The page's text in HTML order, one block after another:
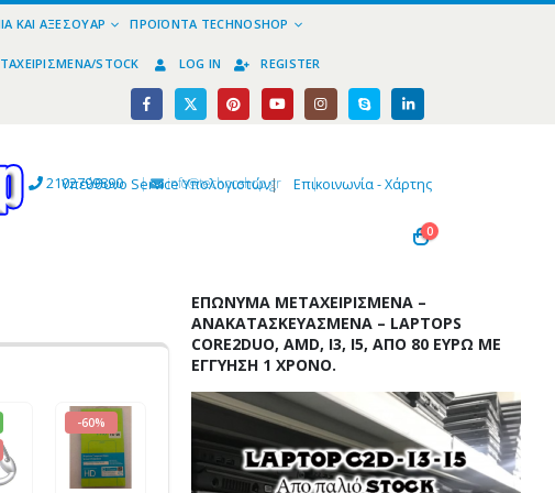
ΚΑΙ ΑΞΕΣΟΥΆΡ ΠΡΟΪΌΝΤΑ TECHNOSHOP
STOCK LOG IN REGISTER
2102799890 | info@technoshop,gr |
Υπεύθυνο Service Υπολογιστών| Επικοινωνία - Χάρτης
0
-60%
ΕΠΏΝΥΜΑ ΜΕΤΑΧΕΙΡΙΣΜΈΝΑ –
ΑΝΑΚΑΤΑΣΚΕΥΑΣΜΈΝΑ – LAPTOPS
CORE2DUO, AMD, I3, I5, ΑΠΌ 80 ΕΥΡΏ ΜΕ
ΕΓΓΎΗΣΗ 1 ΧΡΌΝΟ.